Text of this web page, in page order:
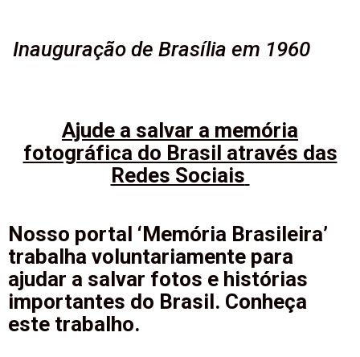
Inauguração de Brasília em 1960
Ajude a salvar a memória
fotográfica do Brasil através das
Redes Sociais
Nosso portal ‘Memória Brasileira’
trabalha voluntariamente para
ajudar a salvar fotos e histórias
importantes do Brasil. Conheça
este trabalho.